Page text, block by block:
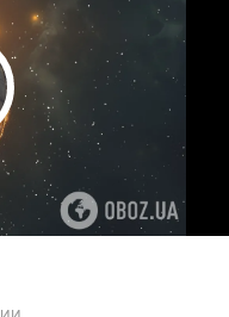
Video